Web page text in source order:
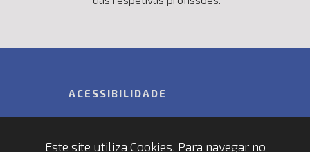
ACESSIBILIDADE
Este site utiliza Cookies. Para navegar no